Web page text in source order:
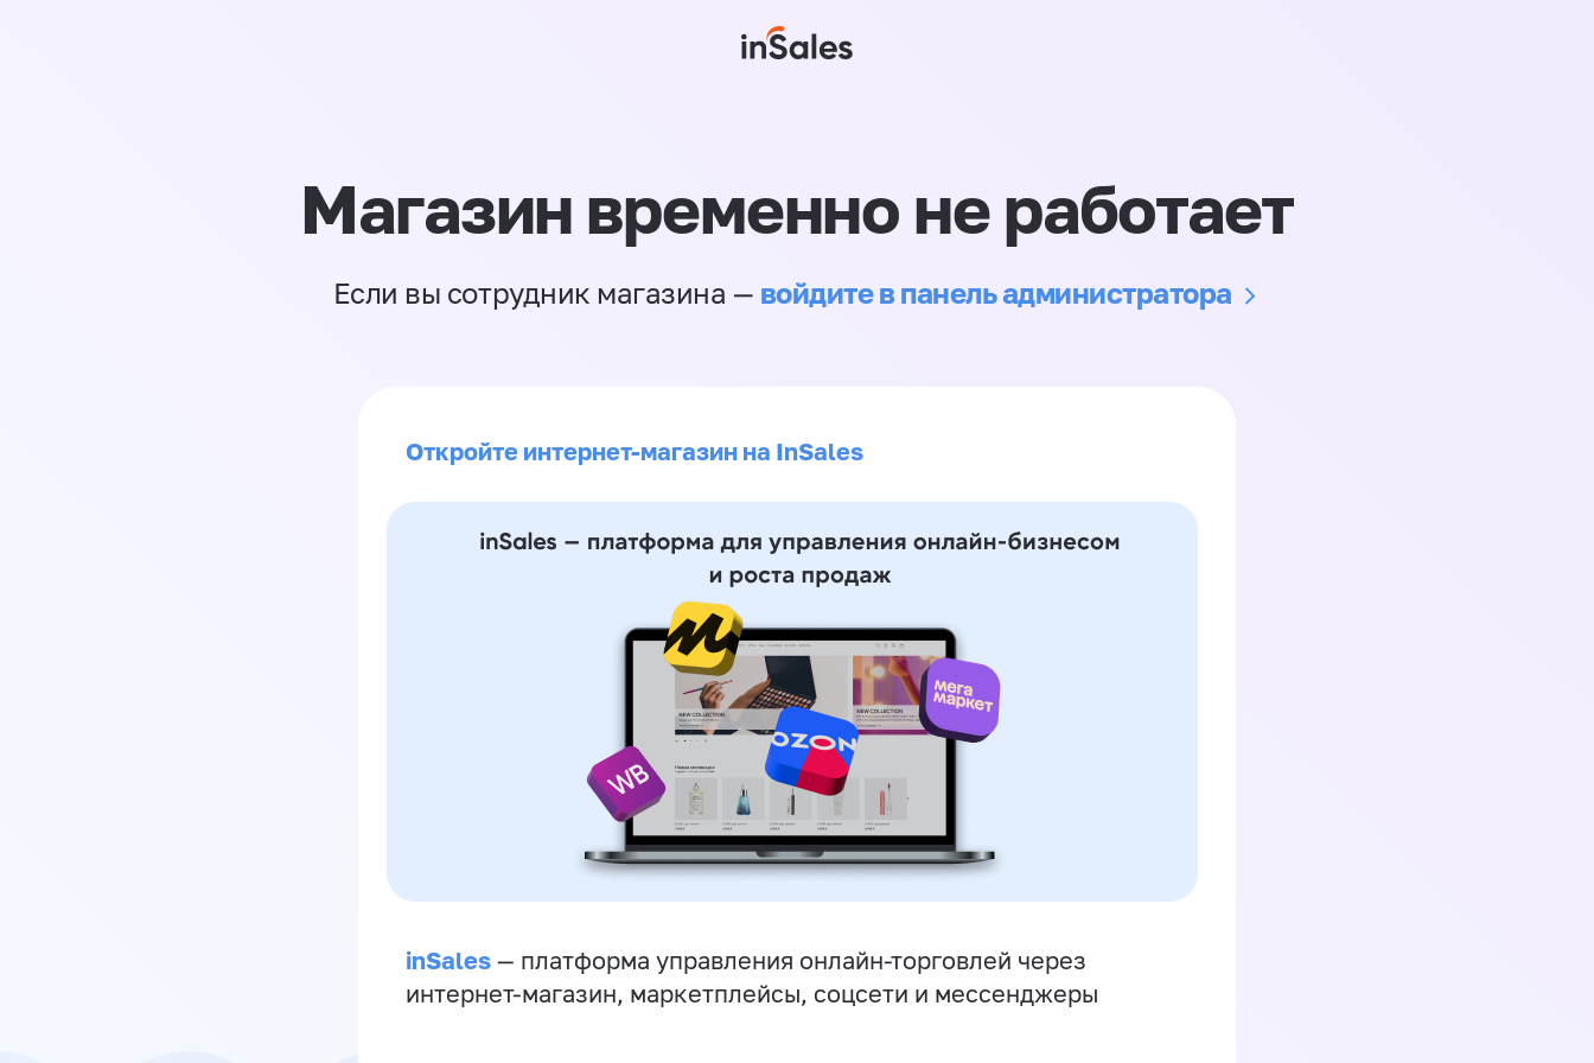
Магазин временно не работает
Если вы сотрудник магазина — войдите в панель администратора
Откройте интернет-магазин на InSales
inSales — платформа управления онлайн-торговлей через
интернет-магазин, маркетплейсы, соцсети и мессенджеры